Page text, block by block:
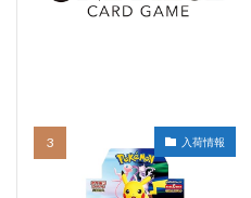
入荷情報